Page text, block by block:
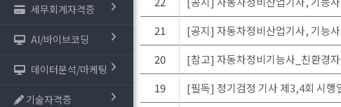
세무회계자격증
AI/바이브코딩
데이터분석/마케팅
기술자격증
21
[공지] 자동차정비산업기사, 기능
20
[참고] 자동차정비기능사_친환경
19
[필독] 정기검정 기사 제3,4회 시행